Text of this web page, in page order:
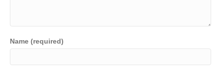
Name (required)